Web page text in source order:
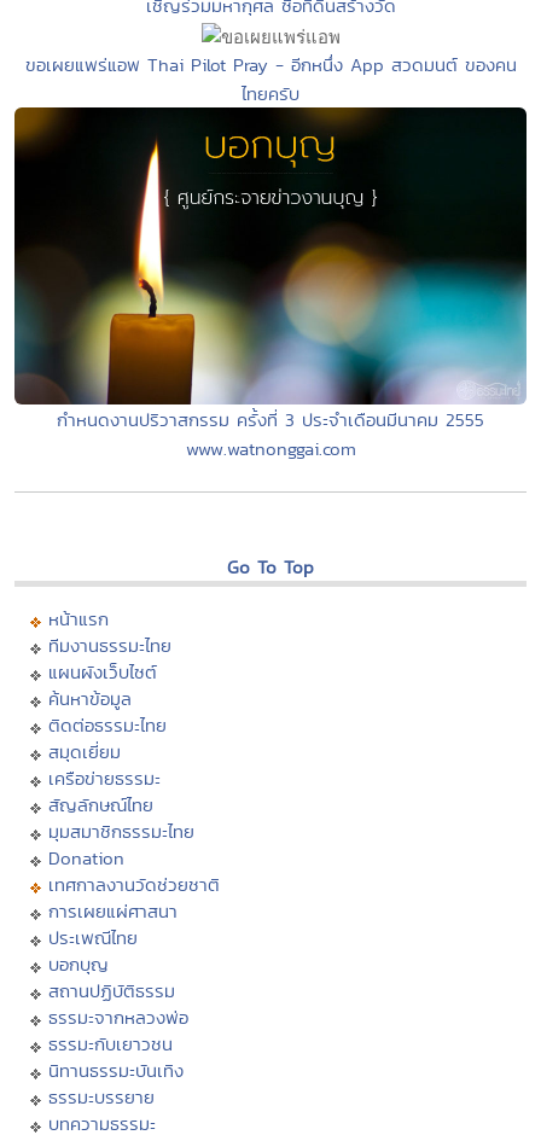
เชิญร่วมมหากุศล ซื้อที่ดินสร้างวัด
ขอเผยแพร่แอพ Thai Pilot Pray - อีกหนึ่ง App สวดมนต์ ของคน
ไทยครับ
กำหนดงานปริวาสกรรม ครั้งที่ 3 ประจำเดือนมีนาคม 2555
www.watnonggai.com
Go To Top
หน้าแรก
ทีมงานธรรมะไทย
แผนผังเว็บไซต์
ค้นหาข้อมูล
ติดต่อธรรมะไทย
สมุดเยี่ยม
เครือข่ายธรรมะ
สัญลักษณ์ไทย
มุมสมาชิกธรรมะไทย
Donation
เทศกาลงานวัดช่วยชาติ
การเผยแผ่ศาสนา
ประเพณีไทย
บอกบุญ
สถานปฏิบัติธรรม
ธรรมะจากหลวงพ่อ
ธรรมะกับเยาวชน
นิทานธรรมะบันเทิง
ธรรมะบรรยาย
บทความธรรมะ